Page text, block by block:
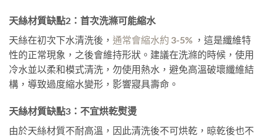
天絲材質缺點2：首次洗滌可能縮水
天絲在初次下水清洗後， 通常會縮水約 3-5% ，這是纖維特
性的正常現象，之後會維持形狀。建議在洗滌的時候，使用
冷水並以柔和模式清洗，勿使用熱水，避免高溫破壞纖維結
構，導致過度縮水變形，影響寢具壽命。
天絲材質缺點3：不宜烘乾熨燙
由於天絲材質不耐高溫，因此清洗後不可烘乾，晾乾後也不